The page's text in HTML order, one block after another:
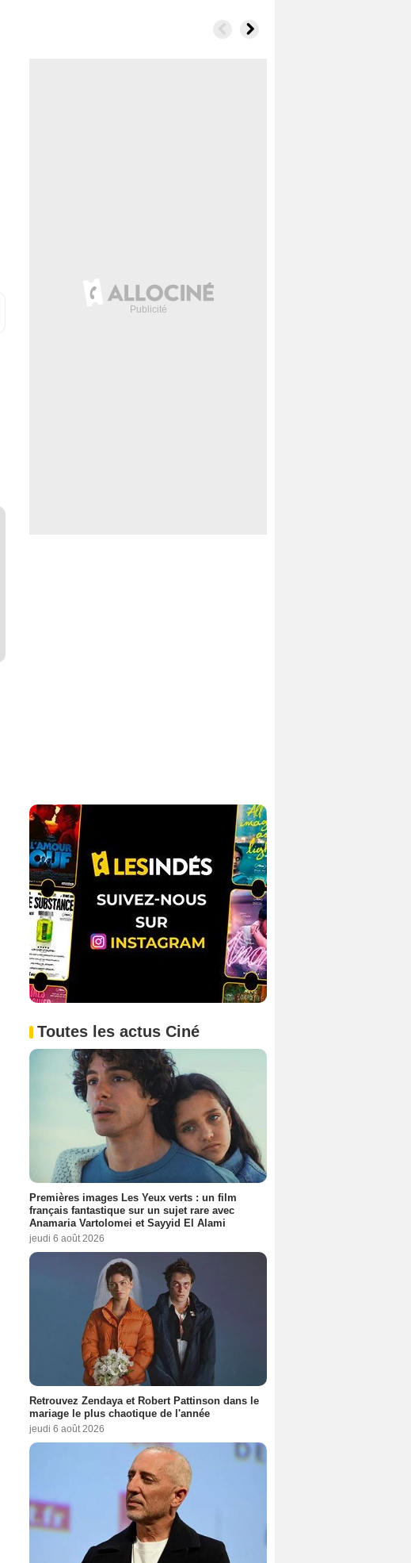
Toutes les actus Ciné
Premières images Les Yeux verts : un film
français fantastique sur un sujet rare avec
Anamaria Vartolomei et Sayyid El Alami
jeudi 6 août 2026
Retrouvez Zendaya et Robert Pattinson dans le
mariage le plus chaotique de l'année
jeudi 6 août 2026